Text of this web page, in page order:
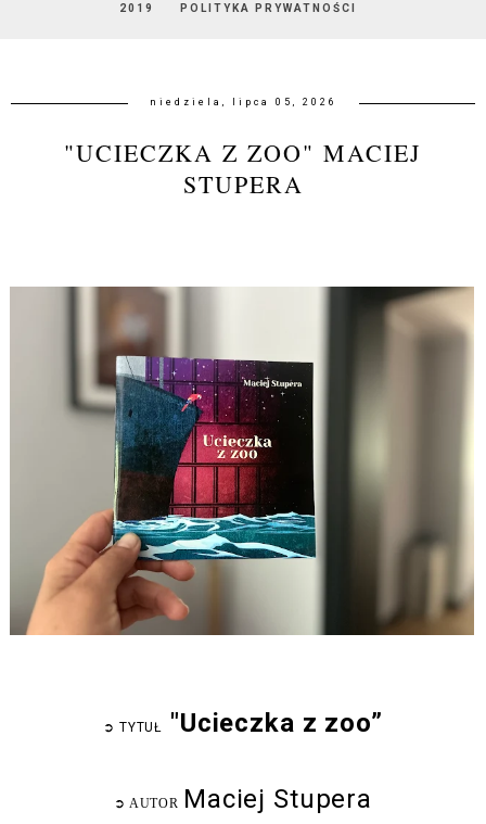
2019
POLITYKA PRYWATNOŚCI
niedziela, lipca 05, 2026
"UCIECZKA Z ZOO" MACIEJ
STUPERA
➲ TYTUŁ "Ucieczka z zoo”
➲ AUTOR Maciej Stupera